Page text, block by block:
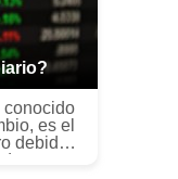
conocido
es el
debido